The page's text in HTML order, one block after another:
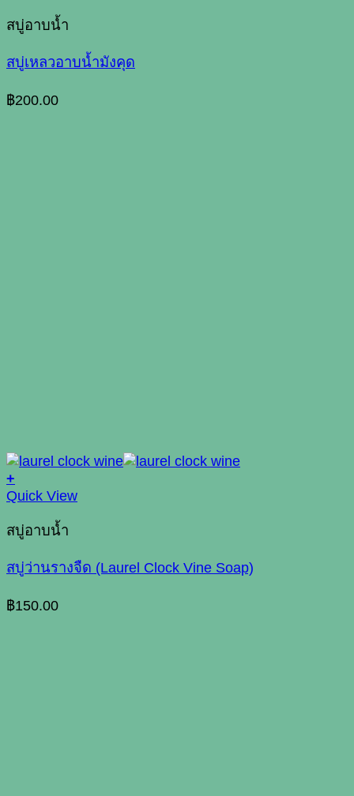
สบู่อาบน้ำ
สบู่เหลวอาบน้ำมังคุด
฿200.00
+
Quick View
สบู่อาบน้ำ
สบู่ว่านรางจืด (Laurel Clock Vine Soap)
฿150.00